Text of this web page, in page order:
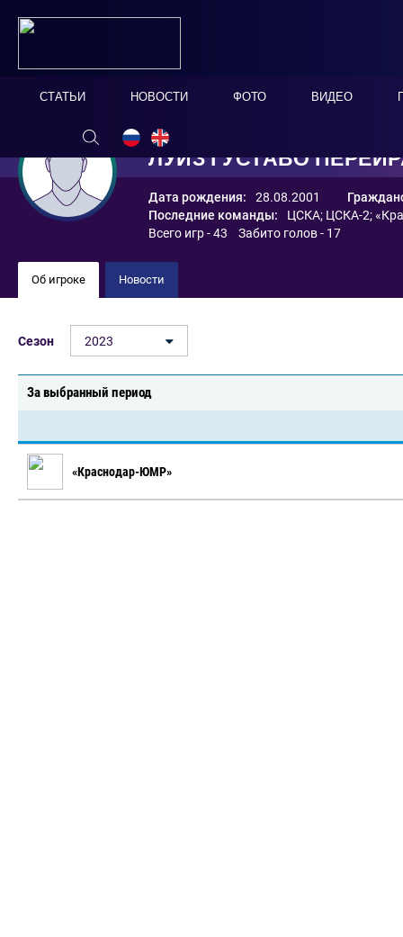
СТАТЬИ НОВОСТИ ФОТО ВИДЕО
ЛУИЗ ГУСТАВО
Дата рождения: 28.08.2001
Последние команды:
ЦСКА; ЦСКА-2;
Всего игр - 43 Забито голов - 17
Об игроке Новости
Сезон 2023
За выбранный период
«Краснодар-ЮМР»